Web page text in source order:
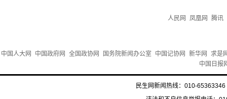
人民网 凤凰网 腾讯
中国人大网 中国政府网 全国政协网 国务院新闻办公室 中国记协网 新华网
求是
中国日报
民生网新闻热线：010-